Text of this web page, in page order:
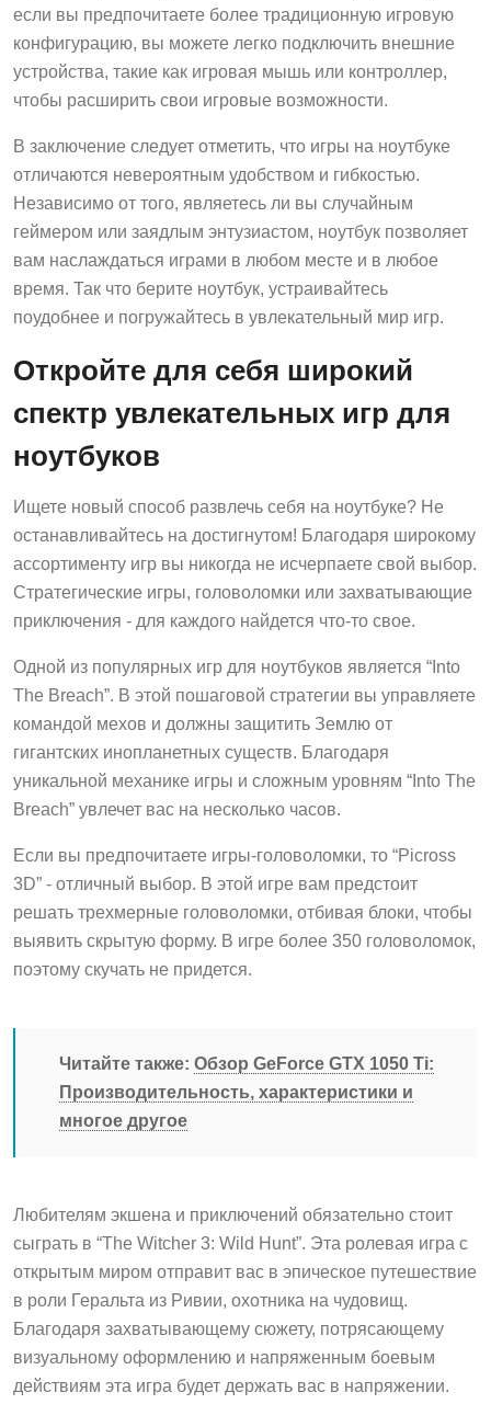
если вы предпочитаете более традиционную игровую
конфигурацию, вы можете легко подключить внешние
устройства, такие как игровая мышь или контроллер,
чтобы расширить свои игровые возможности.
В заключение следует отметить, что игры на ноутбуке
отличаются невероятным удобством и гибкостью.
Независимо от того, являетесь ли вы случайным
геймером или заядлым энтузиастом, ноутбук позволяет
вам наслаждаться играми в любом месте и в любое
время. Так что берите ноутбук, устраивайтесь
поудобнее и погружайтесь в увлекательный мир игр.
Откройте для себя широкий
спектр увлекательных игр для
ноутбуков
Ищете новый способ развлечь себя на ноутбуке? Не
останавливайтесь на достигнутом! Благодаря широкому
ассортименту игр вы никогда не исчерпаете свой выбор.
Стратегические игры, головоломки или захватывающие
приключения - для каждого найдется что-то свое.
Одной из популярных игр для ноутбуков является “Into
The Breach”. В этой пошаговой стратегии вы управляете
командой мехов и должны защитить Землю от
гигантских инопланетных существ. Благодаря
уникальной механике игры и сложным уровням “Into The
Breach” увлечет вас на несколько часов.
Если вы предпочитаете игры-головоломки, то “Picross
3D” - отличный выбор. В этой игре вам предстоит
решать трехмерные головоломки, отбивая блоки, чтобы
выявить скрытую форму. В игре более 350 головоломок,
поэтому скучать не придется.
Читайте также: Обзор GeForce GTX 1050 Ti:
Производительность, характеристики и
многое другое
Любителям экшена и приключений обязательно стоит
сыграть в “The Witcher 3: Wild Hunt”. Эта ролевая игра с
открытым миром отправит вас в эпическое путешествие
в роли Геральта из Ривии, охотника на чудовищ.
Благодаря захватывающему сюжету, потрясающему
визуальному оформлению и напряженным боевым
действиям эта игра будет держать вас в напряжении.